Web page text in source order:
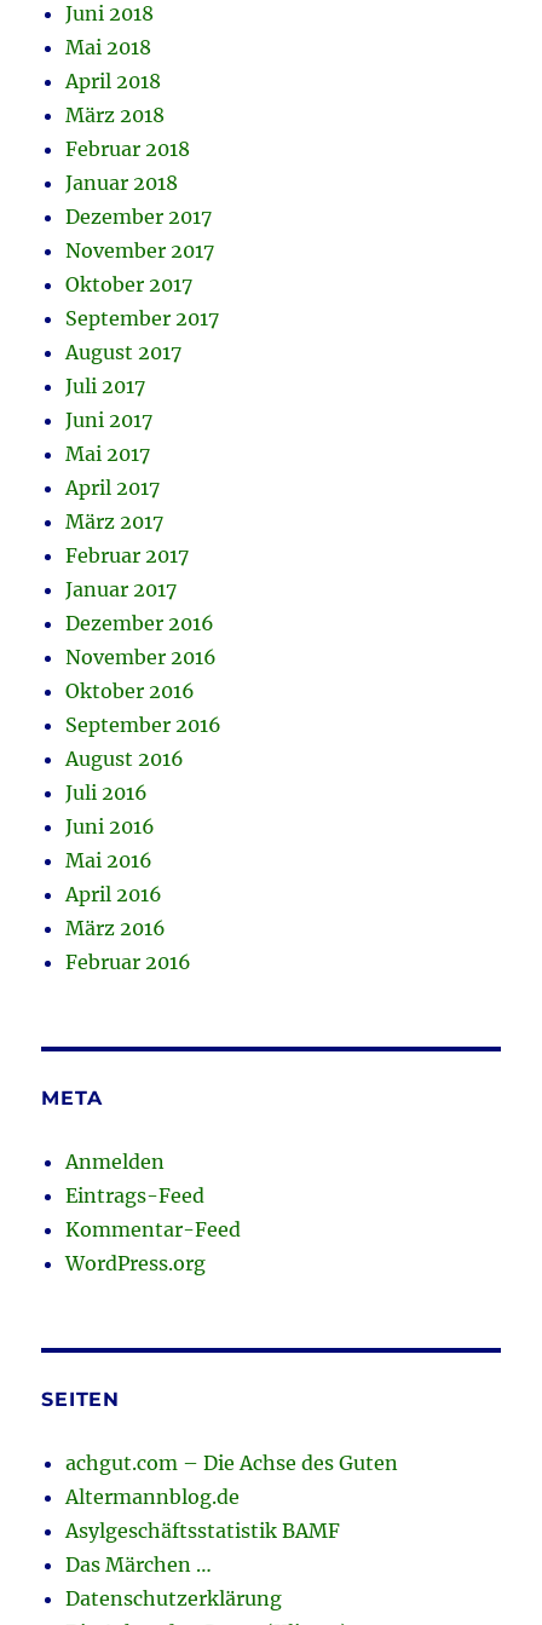
Juni 2018
Mai 2018
April 2018
März 2018
Februar 2018
Januar 2018
Dezember 2017
November 2017
Oktober 2017
September 2017
August 2017
Juli 2017
Juni 2017
Mai 2017
April 2017
März 2017
Februar 2017
Januar 2017
Dezember 2016
November 2016
Oktober 2016
September 2016
August 2016
Juli 2016
Juni 2016
Mai 2016
April 2016
März 2016
Februar 2016
META
Anmelden
Eintrags-Feed
Kommentar-Feed
WordPress.org
SEITEN
achgut.com – Die Achse des Guten
Altermannblog.de
Asylgeschäftsstatistik BAMF
Das Märchen …
Datenschutzerklärung